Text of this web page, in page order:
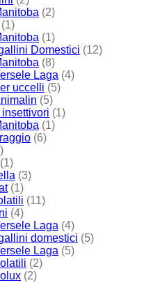
(2)
(1)
(1)
Domestici (12)
(8)
Laga (4)
uccelli (5)
(5)
(1)
(1)
(6)
(1)
(3)
(1)
(11)
(4)
Laga (4)
domestici (5)
Laga (5)
(2)
(2)